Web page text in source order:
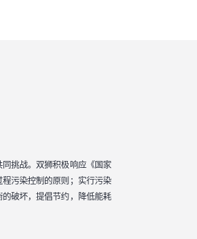
挑战。双狮积极响应《国家
污染控制的原则；实行污染
破坏，提倡节约，降低能耗